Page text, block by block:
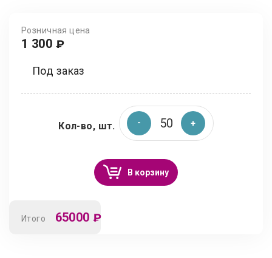
Розничная цена
1 300 ₽
Под заказ
Кол-во, шт.
В корзину
Итого 65000 ₽